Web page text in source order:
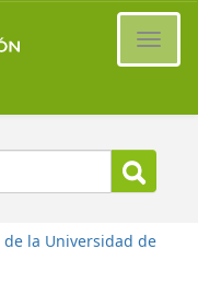
la Universidad de